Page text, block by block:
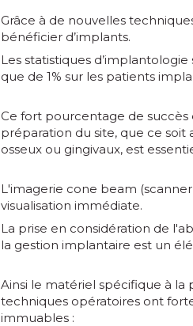
Grâce à de nouvelles
bénéficier d’implants.
Les statistiques
que de 1% sur les patients
Ce fort pourcentage de
préparation du site, que ce
osseux ou gingivaux, est
L'imagerie cone beam
visualisation immédiate.
La prise en considération de
la gestion implantaire est un
Ainsi le matériel spécifique à la
techniques opératoires ont
immuables :